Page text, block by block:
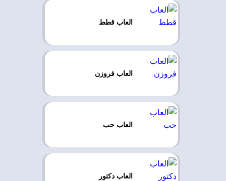
العاب قطط
العاب فروزن
العاب حب
العاب دكتور